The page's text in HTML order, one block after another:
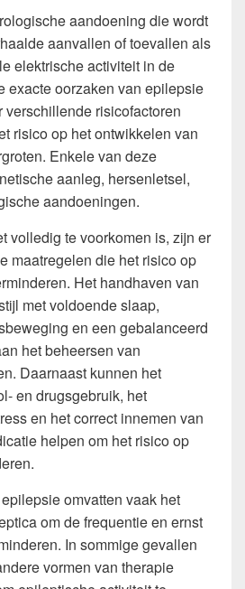
aandoening die wordt
aanvallen of toevallen als
elektrische activiteit in de
exacte oorzaken van epilepsie
verschillende risicofactoren
risico op het ontwikkelen van
Enkele van deze
aanleg, hersenletsel,
aandoeningen.
volledig te voorkomen is, zijn er
maatregelen die het risico op
Het handhaven van
met voldoende slaap,
en een gebalanceerd
het beheersen van
Daarnaast kunnen het
en drugsgebruik, het
en het correct innemen van
helpen om het risico op
omvatten vaak het
om de frequentie en ernst
In sommige gevallen
vormen van therapie